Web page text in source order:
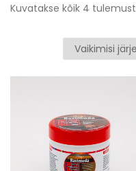
Kuvatakse kõik 4 tulemust